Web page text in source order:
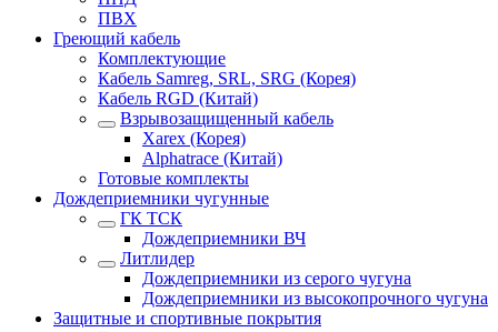
ПВХ
Греющий кабель
Комплектующие
Кабель Samreg, SRL, SRG (Корея)
Кабель RGD (Китай)
Взрывозащищенный кабель
Xarex (Корея)
Alphatrace (Китай)
Готовые комплекты
Дождеприемники чугунные
ГК ТСК
Дождеприемники ВЧ
Литлидер
Дождеприемники из серого чугуна
Дождеприемники из высокопрочного чугуна
Защитные и спортивные покрытия